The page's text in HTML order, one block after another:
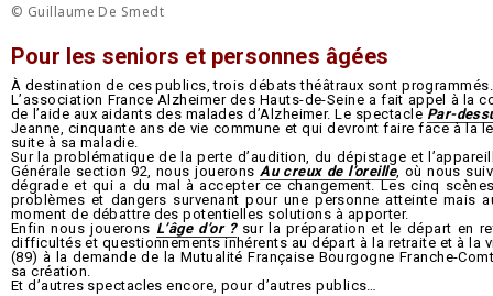
© Guillaume De Smedt
Pour les seniors et personnes âgées
À destination de ces publics, trois débats théâtraux sont programmés.
L’association France Alzheimer des Hauts-de-Seine a fait appel à la
de l’aide aux aidants des malades d’Alzheimer. Le spectacle Par-
Jeanne, cinquante ans de vie commune et qui devront faire face à la
suite à sa maladie.
Sur la problématique de la perte d’audition, du dépistage et
Générale section 92, nous joueronsAu creux de l’oreille, où nous
dégrade et qui a du mal à accepter ce changement. Les cinq
problèmes et dangers survenant pour une personne atteinte mais
moment de débattre des potentielles solutions à apporter.
Enfin nous jouerons L’âge d’or ?sur la préparation et le départ en
difficultés et questionnements inhérents au départ à la retraite et à la
(89) à la demande de la Mutualité Française Bourgogne Franche-
sa création.
Et d’autres spectacles encore, pour d’autres publics…